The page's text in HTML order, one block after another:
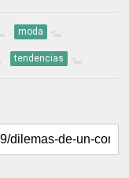
moda
tendencias